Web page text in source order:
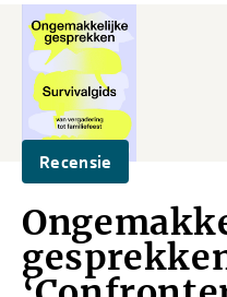
Recensie